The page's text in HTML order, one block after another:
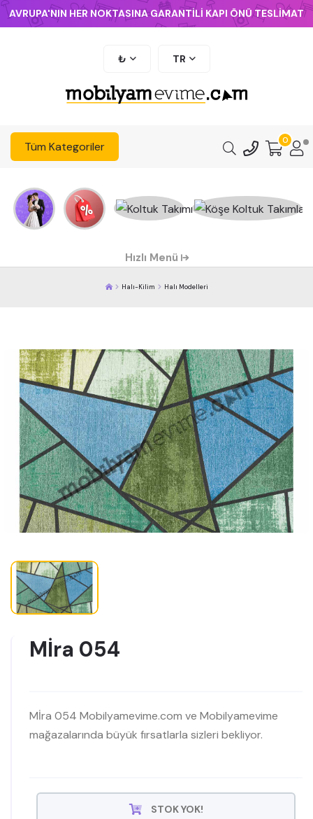
AVRUPA'NIN HER NOKTASINA GARANTİLİ KAPI ÖNÜ TESLİMAT
₺ TR
Tüm Kategoriler 0
Hızlı Menü
Halı-Kilim Halı Modelleri
Mİra 054
Mİra 054 Mobilyamevime.com ve Mobilyamevime
mağazalarında büyük fırsatlarla sizleri bekliyor.
STOK YOK!